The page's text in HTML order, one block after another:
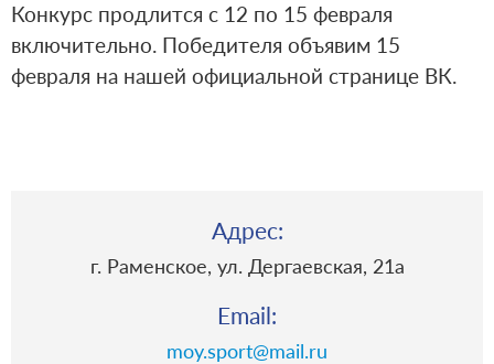
Конкурс продлится с 12 по 15 февраля
включительно. Победителя объявим 15
февраля на нашей официальной странице ВК.
Адрес:
г. Раменское, ул. Дергаевская, 21a
Email:
moy.sport@mail.ru